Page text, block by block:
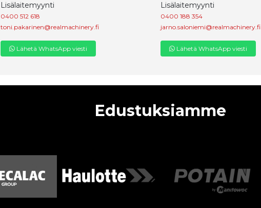
Lisälaitemyynti
0400 512 618
toni.pakarinen@realmachinery.fi
Lähetä WhatsApp viesti
Lisälaitemyynti
0400 188 354
jarno.saloniemi@realmachinery.fi
Lähetä WhatsApp viesti
Edustuksiamme